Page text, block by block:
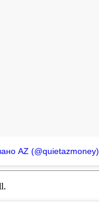
AZ (@quietazmoney)
.